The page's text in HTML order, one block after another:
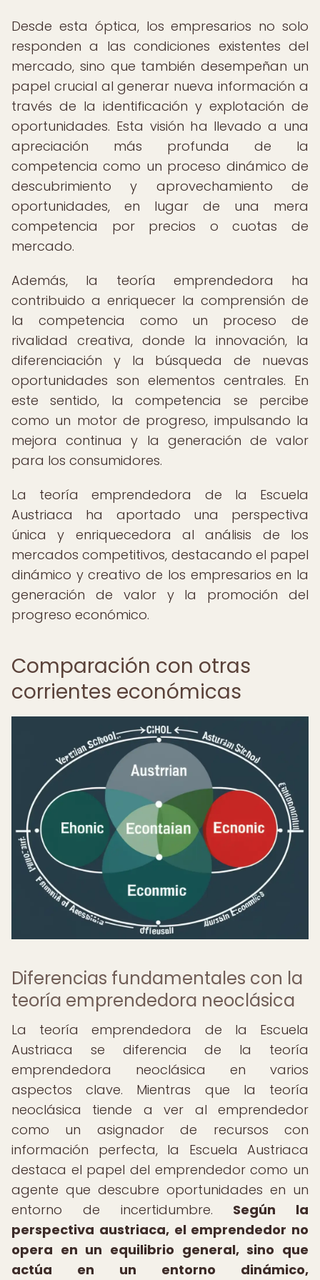
Desde esta óptica, los empresarios no solo
responden a las condiciones existentes del
mercado, sino que también desempeñan un
papel crucial al generar nueva información a
través de la identificación y explotación de
oportunidades. Esta visión ha llevado a una
apreciación más profunda de la
competencia como un proceso dinámico de
descubrimiento y aprovechamiento de
oportunidades, en lugar de una mera
competencia por precios o cuotas de
mercado.
Además, la teoría emprendedora ha
contribuido a enriquecer la comprensión de
la competencia como un proceso de
rivalidad creativa, donde la innovación, la
diferenciación y la búsqueda de nuevas
oportunidades son elementos centrales. En
este sentido, la competencia se percibe
como un motor de progreso, impulsando la
mejora continua y la generación de valor
para los consumidores.
La teoría emprendedora de la Escuela
Austriaca ha aportado una perspectiva
única y enriquecedora al análisis de los
mercados competitivos, destacando el papel
dinámico y creativo de los empresarios en la
generación de valor y la promoción del
progreso económico.
Comparación con otras
corrientes económicas
Diferencias fundamentales con la
teoría emprendedora neoclásica
La teoría emprendedora de la Escuela
Austriaca se diferencia de la teoría
emprendedora neoclásica en varios
aspectos clave. Mientras que la teoría
neoclásica tiende a ver al emprendedor
como un asignador de recursos con
información perfecta, la Escuela Austriaca
destaca el papel del emprendedor como un
agente que descubre oportunidades en un
entorno de incertidumbre. Según la
perspectiva austriaca, el emprendedor no
opera en un equilibrio general, sino que
actúa en un entorno dinámico,